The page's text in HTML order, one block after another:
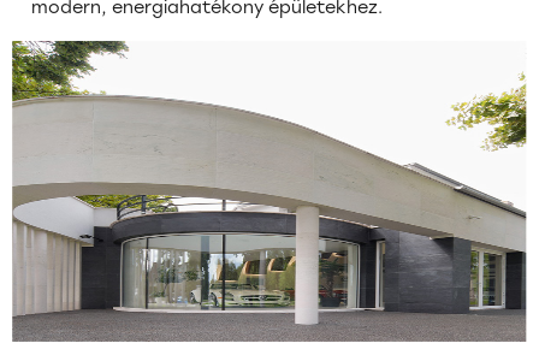
modern, energiahatékony épületekhez.